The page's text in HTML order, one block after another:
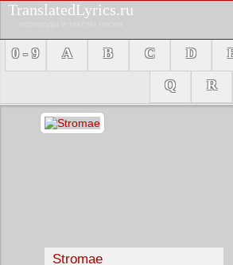
TranslatedLyrics.ru
0 - 9 A B C D
Q
R
Stromae